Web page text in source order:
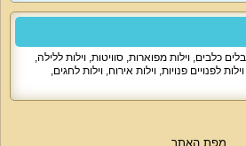
כלבים, וילות מפוארות, סוויטות, וילות ללילה,
וילות לפנויים פנויות, וילות אירוח, וילות לחגים,
מפת האתר